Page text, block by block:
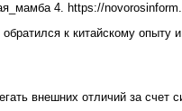
4. https://
к китайскому
внешних отличий за счет